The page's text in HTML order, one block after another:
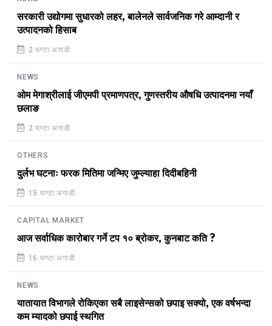
सरकारी उद्योगमा सुधारको लहर, बालेनले सार्वजनिक गरे आम्दानी र
उत्पादनको हिसाब
2 घण्टा अगाडी
NEWS
ओम मेगाश्रीलाई जीएमपी प्रमाणपत्र, गुणस्तरीय औषधि उत्पादनमा नयाँ
छलाङ
2 घण्टा अगाडी
OTHERS
दुर्लभ घटनाः फरक मितिमा जन्मिए जुम्ल्याहा दिदीबहिनी
15 घण्टा अगाडी
CAPITAL MARKET
आज सर्वाधिक कारोबार गर्ने टप १० ब्रोकर, कुनबाट कति ?
16 घण्टा अगाडी
NEWS
यातायात विभागले रोकिएका सबै लाइसेन्सको छपाइ सक्यो, एक वर्षभन्दा
कम म्यादको छपाई स्थगित